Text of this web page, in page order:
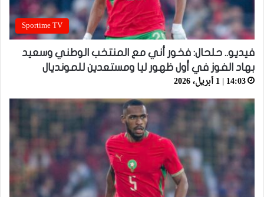
Sportime TV
فيديو.. حلحال: فخور أني مع المنتخب الوطني وسعيد
بهاد الفوز في أول ظهور ليا ومستعدين للمونديال
14:03 | 1 أبريل، 2026